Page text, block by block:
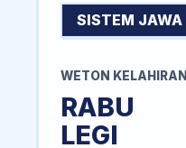
SISTEM JAWA
WETON KELAHIRAN
RABU
LEGI